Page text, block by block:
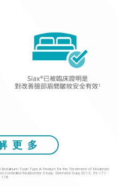
更多
Toxin Type A Product for the Treatment of Moderate
Controlled Multicenter Study. Dermatol Surg 2013; 39:171-
178